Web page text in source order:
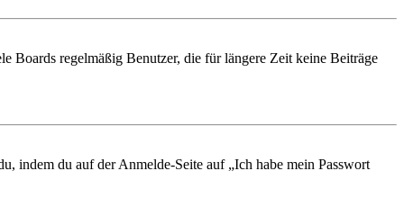
Boards regelmäßig Benutzer, die für längere Zeit keine Beiträge
indem du auf der Anmelde-Seite auf „Ich habe mein Passwort